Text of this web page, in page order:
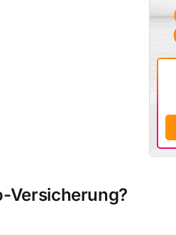
Versicherung?